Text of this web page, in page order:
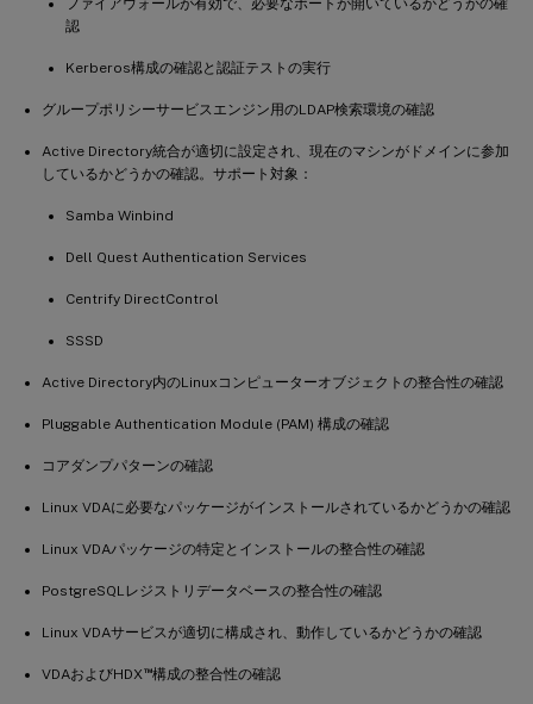
認
Kerberos構成の確認と認証テストの実行
グループポリシーサービスエンジン用のLDAP検索環境の確認
Active Directory統合が適切に設定され、現在のマシンがドメインに参加
しているかどうかの確認。サポート対象：
Samba Winbind
Dell Quest Authentication Services
Centrify DirectControl
SSSD
Active Directory内のLinuxコンピューターオブジェクトの整合性の確認
Pluggable Authentication Module (PAM) 構成の確認
コアダンプパターンの確認
Linux VDAに必要なパッケージがインストールされているかどうかの確認
Linux VDAパッケージの特定とインストールの整合性の確認
PostgreSQLレジストリデータベースの整合性の確認
Linux VDAサービスが適切に構成され、動作しているかどうかの確認
VDAおよびHDX ™構成の整合性の確認